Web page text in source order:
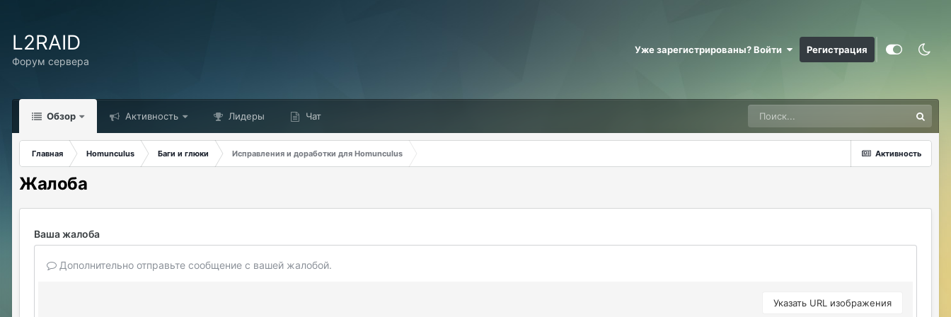
L2RAID
Форум сервера
Уже зарегистрированы? Войти Регистрация
Обзор Активность Лидеры Чат
Активность
Главная Homunculus Баги и глюки Исправления и доработки для Homunculus
Жалоба
Ваша жалоба
Дополнительно отправьте сообщение с вашей жалобой.
Указать URL изображения
Майкл Скофилд 07/28/26 09:16 AM
@Sensuella ненадо заниматься этой
ДусяАгрегаТ 08/04/26 09:23 AM
Последние два клана с сервера вышли
это печально (
08/04/26 10:24 AM
ДусяАгрегаТ 08/04/26 10:53 AM
Justina 08/04/26 11:33 AM